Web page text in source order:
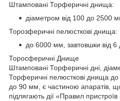
Штамповані Торферичні днища:
діаметром від 100 до 2500
Торозферичні пелюсткові днища:
до 6000 мм, завтовшки від
Торосферичні Днище
Штамповані Торферичні дні,
Торферичні пелюсткові днища
до 90 мм, є частиною апаратів,
підлягають дії «Правил пристроїв